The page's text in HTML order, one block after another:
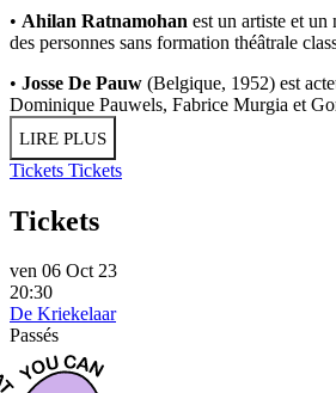
• Ahilan Ratnamohan est un artiste et
des personnes sans formation théâtrale
• Josse De Pauw (Belgique, 1952) est
Dominique Pauwels, Fabrice Murgia et
LIRE PLUS
Tickets Tickets
Tickets
ven 06 Oct 23
20:30
De Kriekelaar
Passés